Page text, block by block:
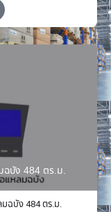
ฉบัง 484 ตร.ม.
มฉบัง 484 ตร.ม.